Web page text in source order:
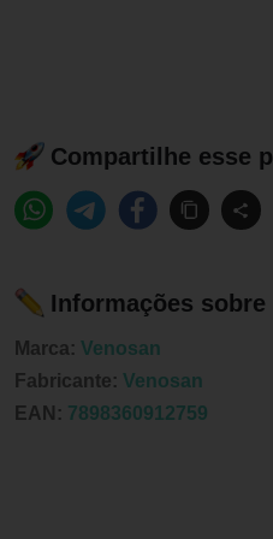
Compartilhe esse
Informações
Marca: Venosan
Fabricante: Venosan
EAN: 7898360912759